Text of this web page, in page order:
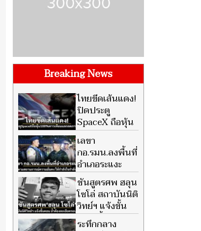
Breaking News
ไทยขีดเส้นแดง!
ปิดประตู
SpaceX ถือหุ้น
100% ธุรกิจ
ดาวเทียม แลกลดภาษีสหรัฐ
เลขา
กอ.รมน.ลงพื้นที่
อำเภอระแงะ
ติดตาม
สถานการณ์ความมั่นคง ให้กำลัง
ใจกำลังพล
ชันสูตรศพ ฮลุน
โซโล่ สถาบันนิติ
วิทย์ฯ แจ้งขั้น
ตอน ย้ำต้อง
ระทึกกลาง